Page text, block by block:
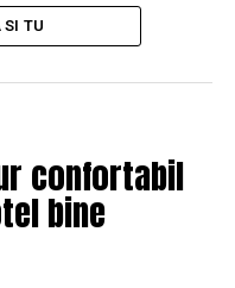
SI TU
confortabil
bine